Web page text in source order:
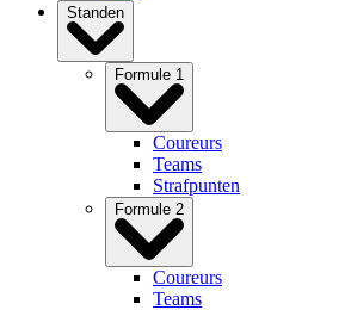
Standen
Formule 1
Coureurs
Teams
Strafpunten
Formule 2
Coureurs
Teams